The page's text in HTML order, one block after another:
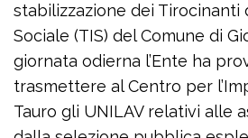
stabilizzazione dei Tirocinanti
Sociale (TIS) del Comune di
giornata odierna l’Ente ha
trasmettere al Centro per
Tauro gli UNILAV relativi alle